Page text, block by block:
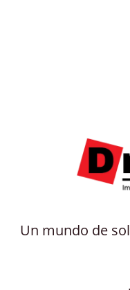
Un mundo de